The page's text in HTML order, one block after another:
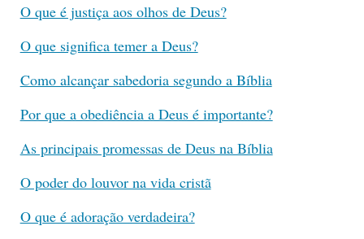
O que é justiça aos olhos de Deus?
O que significa temer a Deus?
Como alcançar sabedoria segundo a Bíblia
Por que a obediência a Deus é importante?
As principais promessas de Deus na Bíblia
O poder do louvor na vida cristã
O que é adoração verdadeira?